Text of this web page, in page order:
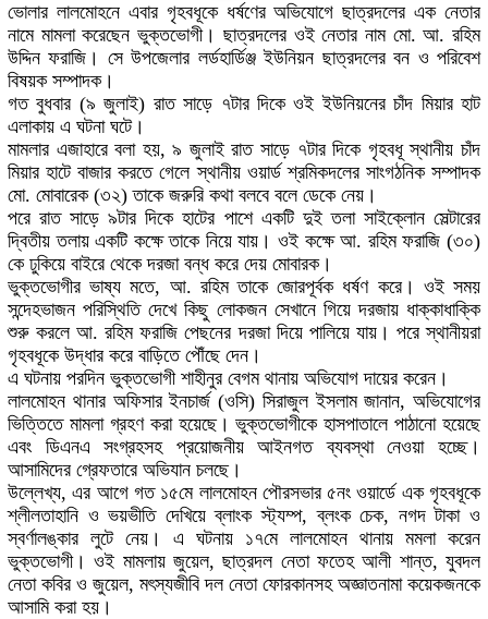
ভোলার লালমোহনে এবার গৃহবধূকে ধর্ষণের অভিযোগে ছাত্রদলের এক নেতার
নামে মামলা করেছেন ভুক্তভোগী। ছাত্রদলের ওই নেতার নাম মো. আ. রহিম
উদ্দিন ফরাজি। সে উপজেলার লর্ডহার্ডিঞ্জ ইউনিয়ন ছাত্রদলের বন ও পরিবেশ
বিষয়ক সম্পাদক।
গত বুধবার (৯ জুলাই) রাত সাড়ে ৭টার দিকে ওই ইউনিয়নের চাঁদ মিয়ার হাট
এলাকায় এ ঘটনা ঘটে।
মামলার এজাহারে বলা হয়, ৯ জুলাই রাত সাড়ে ৭টার দিকে গৃহবধূ স্থানীয় চাঁদ
মিয়ার হাটে বাজার করতে গেলে স্থানীয় ওয়ার্ড শ্রমিকদলের সাংগঠনিক সম্পাদক
মো. মোবারেক (৩২) তাকে জরুরি কথা বলবে বলে ডেকে নেয়।
পরে রাত সাড়ে ৯টার দিকে হাটের পাশে একটি দুই তলা সাইক্লোন সেল্টারের
দ্বিতীয় তলায় একটি কক্ষে তাকে নিয়ে যায়। ওই কক্ষে আ. রহিম ফরাজি (৩০)
কে ঢুকিয়ে বাইরে থেকে দরজা বন্ধ করে দেয় মোবারক।
ভুক্তভোগীর ভাষ্য মতে, আ. রহিম তাকে জোরপূর্বক ধর্ষণ করে। ওই সময়
সন্দেহভাজন পরিস্থিতি দেখে কিছু লোকজন সেখানে গিয়ে দরজায় ধাক্কাধাক্কি
শুরু করলে আ. রহিম ফরাজি পেছনের দরজা দিয়ে পালিয়ে যায়। পরে স্থানীয়রা
গৃহবধূকে উদ্ধার করে বাড়িতে পৌঁছে দেন।
এ ঘটনায় পরদিন ভুক্তভোগী শাহীনুর বেগম থানায় অভিযোগ দায়ের করেন।
লালমোহন থানার অফিসার ইনচার্জ (ওসি) সিরাজুল ইসলাম জানান, অভিযোগের
ভিত্তিতে মামলা গ্রহণ করা হয়েছে। ভুক্তভোগীকে হাসপাতালে পাঠানো হয়েছে
এবং ডিএনএ সংগ্রহসহ প্রয়োজনীয় আইনগত ব্যবস্থা নেওয়া হচ্ছে।
আসামিদের গ্রেফতারে অভিযান চলছে।
উল্লেখ্য, এর আগে গত ১৫মে লালমোহন পৌরসভার ৫নং ওয়ার্ডে এক গৃহবধূকে
শ্লীলতাহানি ও ভয়ভীতি দেখিয়ে ব্লাংক স্ট্যম্প, ব্লংক চেক, নগদ টাকা ও
স্বর্ণালঙ্কার লুটে নেয়। এ ঘটনায় ১৭মে লালমোহন থানায় মমলা করেন
ভুক্তভোগী। ওই মামলায় জুয়েল, ছাত্রদল নেতা ফতেহ আলী শান্ত, যুবদল
নেতা কবির ও জুয়েল, মৎস্যজীবি দল নেতা ফোরকানসহ অজ্ঞাতনামা কয়েকজনকে
আসামি করা হয়।